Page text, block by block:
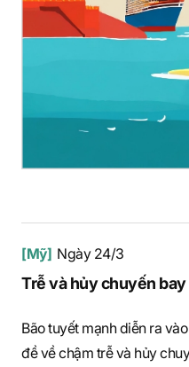
[Mỹ] Ngày 24/3
Trễ và hủy chuyến
Bão tuyết mạnh diễn ra
đề về chậm trễ và hủy